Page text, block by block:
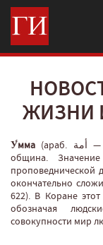
ЖИЗНИ
У́мма (араб. أمة‎‎ —
община.
проповеднической
окончательно
622). В Коране этот
обозначая
совокупности мир